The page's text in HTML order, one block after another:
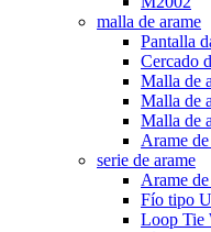
malla de arame
Pantalla
Cercado
Malla de
Malla de
Malla de
Arame
serie de arame
Arame
Fío tipo U
Loop Tie